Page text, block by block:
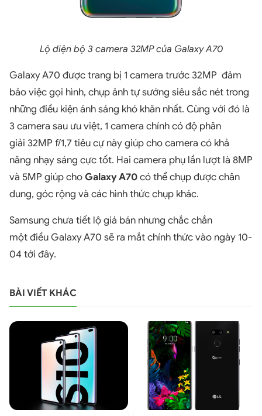
Lộ diện bộ 3 camera 32MP của Galaxy A70
Galaxy A70 được trang bị 1 camera trước 32MP đảm
bảo việc gọi hình, chụp ảnh tự sướng siêu sắc nét trong
những điều kiện ánh sáng khó khăn nhất. Cùng với đó là
3 camera sau ưu việt, 1 camera chính có độ phân
giải 32MP f/1,7 tiêu cự này giúp cho camera có khả
năng nhạy sáng cực tốt. Hai camera phụ lần lượt là 8MP
và 5MP giúp choGalaxy A70có thể chụp được chân
dung, góc rộng và các hình thức chụp khác.
Samsung chưa tiết lộ giá bán nhưng chắc chắn
một điều Galaxy A70 sẽ ra mắt chính thức vào ngày 10-
04 tới đây.
BÀI VIẾT KHÁC